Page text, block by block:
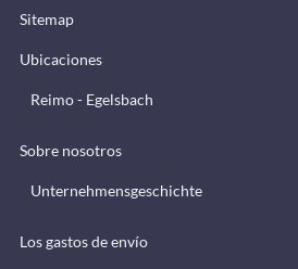
Sitemap
Ubicaciones
Reimo - Egelsbach
Sobre nosotros
Unternehmensgeschichte
Los gastos de envío